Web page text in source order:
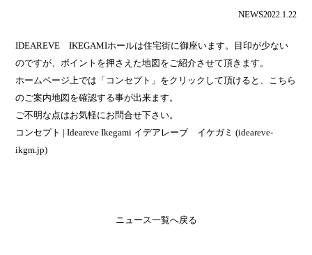
NEWS2022.1.22
IDEAREVE IKEGAMIホールは住宅街に御座います。目印が少ない
のですが、ポイントを押さえた地図をご紹介させて頂きます。
ホームページ上では「コンセプト」をクリックして頂けると、こちら
のご案内地図を確認する事が出来ます。
ご不明な点はお気軽にお問合せ下さい。
コンセプト | Ideareve Ikegami イデアレーブ イケガミ (ideareve-
ikgm.jp)
ニュース一覧へ戻る